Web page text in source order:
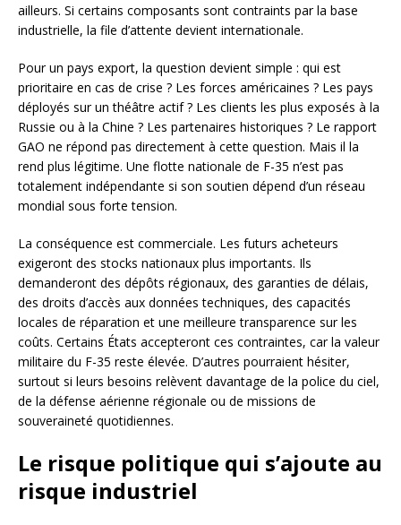
ailleurs. Si certains composants sont contraints par la base
industrielle, la file d’attente devient internationale.
Pour un pays export, la question devient simple : qui est
prioritaire en cas de crise ? Les forces américaines ? Les pays
déployés sur un théâtre actif ? Les clients les plus exposés à la
Russie ou à la Chine ? Les partenaires historiques ? Le rapport
GAO ne répond pas directement à cette question. Mais il la
rend plus légitime. Une flotte nationale de F-35 n’est pas
totalement indépendante si son soutien dépend d’un réseau
mondial sous forte tension.
La conséquence est commerciale. Les futurs acheteurs
exigeront des stocks nationaux plus importants. Ils
demanderont des dépôts régionaux, des garanties de délais,
des droits d’accès aux données techniques, des capacités
locales de réparation et une meilleure transparence sur les
coûts. Certains États accepteront ces contraintes, car la valeur
militaire du F-35 reste élevée. D’autres pourraient hésiter,
surtout si leurs besoins relèvent davantage de la police du ciel,
de la défense aérienne régionale ou de missions de
souveraineté quotidiennes.
Le risque politique qui s’ajoute au
risque industriel